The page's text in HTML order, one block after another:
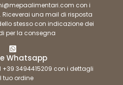
con i
una mail di risposta
stesso con indicazione dei
per la consegna
Whatsapp
3494415209 con i dettagli
tuo ordine